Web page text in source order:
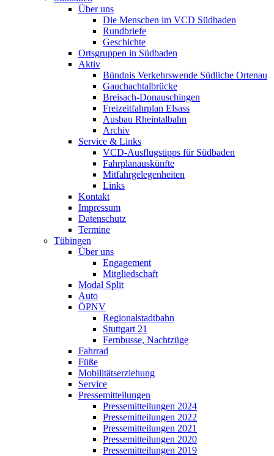
Über uns
Die Menschen im VCD Südbaden
Rundbriefe
Geschichte
Ortsgruppen in Südbaden
Aktiv
Bündnis Verkehrswende Südliche Ortenau
Gauchachtalbrücke
Breisach-Donauschingen
Freizeitfahrplan Elsass
Ausbau Rheintalbahn
Archiv
Service & Links
VCD-Ausflugstipps für Südbaden
Fahrplanauskünfte
Mitfahrgelegenheiten
Links
Kontakt
Impressum
Datenschutz
Termine
Tübingen
Über uns
Engagement
Mitgliedschaft
Modal Split
Auto
ÖPNV
Regionalstadtbahn
Stuttgart 21
Fernbusse, Nachtzüge
Fahrrad
Füße
Mobilitätserziehung
Service
Pressemitteilungen
Pressemitteilungen 2024
Pressemitteilungen 2022
Pressemitteilungen 2021
Pressemitteilungen 2020
Pressemitteilungen 2019